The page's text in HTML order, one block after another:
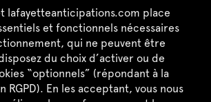
lafayetteanticipations.com place
et fonctionnels nécessaires
qui ne peuvent être
du choix d’activer ou de
“optionnels” (répondant à la
RGPD). En les acceptant, vous nous